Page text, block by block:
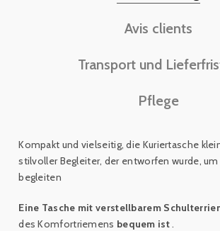
Avis clients
Transport und
Pflege
Kompakt und vielseitig, die Kuriertasche
stilvoller Begleiter, der entworfen wurde, um
begleiten
Eine Tasche mit verstellbarem
des Komfortriemens bequem ist.